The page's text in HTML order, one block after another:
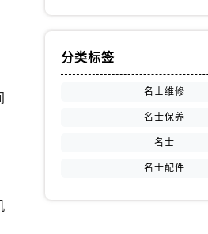
分类标签
名士维修
名士保养
名士
名士配件